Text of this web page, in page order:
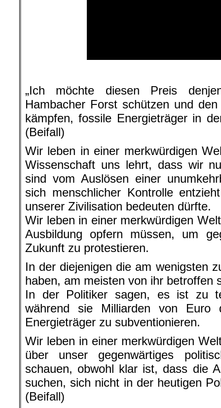
„Ich möchte diesen Preis
Hambacher Forst schützen und
kämpfen, fossile Energieträger in
(Beifall)
Wir leben in einer merkwürdigen
Wissenschaft uns lehrt, dass wir
sind vom Auslösen einer
sich menschlicher Kontrolle
unserer Zivilisation bedeuten dürfte.
Wir leben in einer merkwürdigen
Ausbildung opfern müssen, um
Zukunft zu protestieren.
In der diejenigen die am wenigsten
haben, am meisten von ihr betroffen
In der Politiker sagen, es ist zu
während sie Milliarden von Euro
Energieträger zu subventionieren.
Wir leben in einer merkwürdigen
über unser gegenwärtiges
schauen, obwohl klar ist, dass die
suchen, sich nicht in der heutigen
(Beifall)